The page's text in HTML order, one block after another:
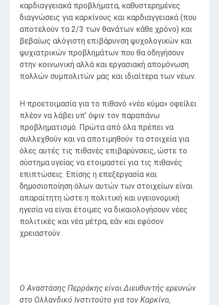
καρδιαγγειακά προβλήματα, καθυστερημένες
διαγνώσεις για καρκίνους και καρδιαγγειακά (που
αποτελούν τα 2/3 των θανάτων κάθε χρόνο) και
βεβαίως αλόγιστη επιβάρυνση ψυχολογικών και
ψυχιατρικών προβλημάτων που θα οδηγήσουν
στην κοινωνική αλλά και εργασιακή απομόνωση
πολλών συμπολιτών μας και ιδιαίτερα των νέων.
Η προετοιμασία για το πιθανό «νέο κύμα» οφείλει
πλέον να λάβει υπ’ όψιν τον παραπάνω
προβληματισμό. Πρώτα από όλα πρέπει να
συλλεχθούν και να αποτιμηθούν τα στοιχεία για
όλες αυτές τις πιθανές επιβαρύνσεις, ώστε το
σύστημα υγείας να ετοιμαστεί για τις πιθανές
επιπτώσεις. Επίσης η επεξεργασία και
δημοσιοποίηση όλων αυτών των στοιχείων είναι
απαραίτητη ώστε η πολιτική και υγειονομική
ηγεσία να είναι έτοιμες να δικαιολογήσουν νέες
πολιτικές και νέα μέτρα, εάν και εφόσον
χρειαστούν.
Ο Αναστάσης Περράκης είναι Διευθυντής ερευνών
στο Ολλανδικό Ινστιτούτο για τον Καρκίνο,